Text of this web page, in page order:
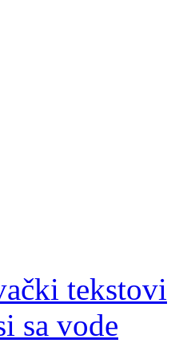
tekstovi
sa vode